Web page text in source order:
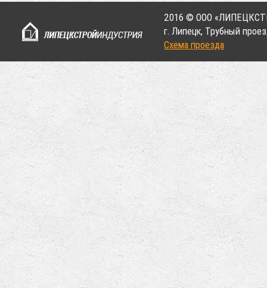
2016 © ООО
г. Липецк, Трубный
Схема проезда